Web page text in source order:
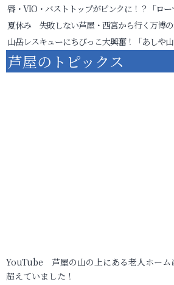
唇・VIO・バストトップがピンクに！？「ロ
夏休み 失敗しない芦屋・西宮から行く万博
山岳レスキューにちびっこ大興奮！「あしや
芦屋のトピックス
YouTube 芦屋の山の上にある老人ホーム
超えていました！